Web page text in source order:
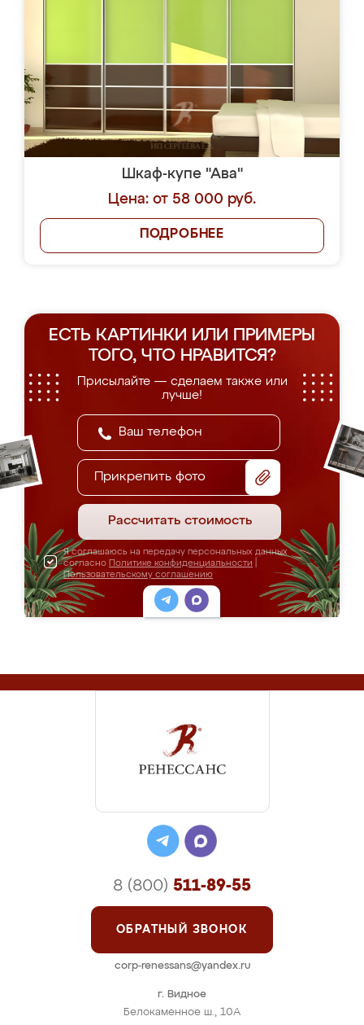
Шкаф-купе "Ава"
Цена: от 58 000 руб.
ПОДРОБНЕЕ
ЕСТЬ КАРТИНКИ ИЛИ ПРИМЕРЫ
ТОГО, ЧТО НРАВИТСЯ?
Присылайте — сделаем также или
лучше!
Прикрепить фото
Рассчитать стоимость
Я соглашаюсь на передачу персональных данных
согласно Политике конфиденциальности
Пользовательскому соглашению
г. Видное
Белокаменное ш., 10А
8 (800) 511-89-55
ОБРАТНЫЙ ЗВОНОК
corp-renessans@yandex.ru